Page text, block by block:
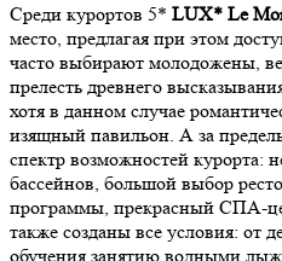
Среди курортов 5* LUX* Le
место, предлагая при этом
часто выбирают молодожены,
прелесть древнего
хотя в данном случае
изящный павильон. А за
спектр возможностей курорта:
бассейнов, большой выбор
программы, прекрасный СПА-
также созданы все условия: от
обучения занятию водными